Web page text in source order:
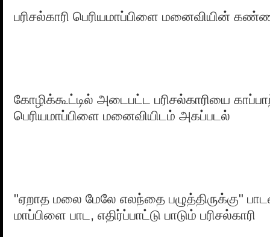
பரிசல்காரி பெரியமாப்பிளை மனைவியின்
கோழிக்கூட்டில் அடைபட்ட பரிசல்காரியை
பெரியமாப்பிளை மனைவியிடம் அகப்படல்
"ஏறாத மலை மேலே எலந்தை பழுத்திருக்கு"
மாப்பிளை பாட, எதிர்ப்பாட்டு பாடும் பரிசல்காரி